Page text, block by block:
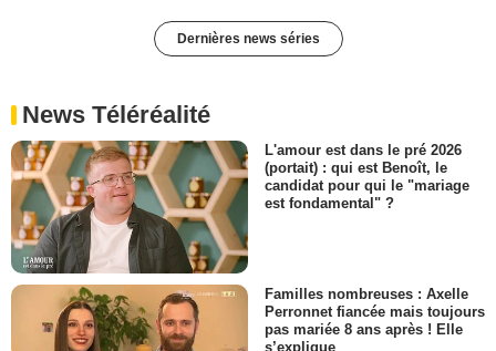
Dernières news séries
News Téléréalité
L'amour est dans le pré 2026
(portait) : qui est Benoît, le
candidat pour qui le "mariage
est fondamental" ?
Familles nombreuses : Axelle
Perronnet fiancée mais toujours
pas mariée 8 ans après ! Elle